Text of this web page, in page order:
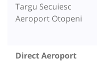
Targu Secuiesc
Aeroport Otopeni
Direct Aeroport